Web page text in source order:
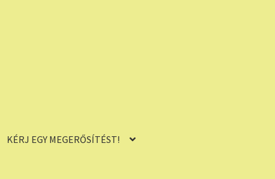
KÉRJ EGY MEGERŐSÍTÉST!